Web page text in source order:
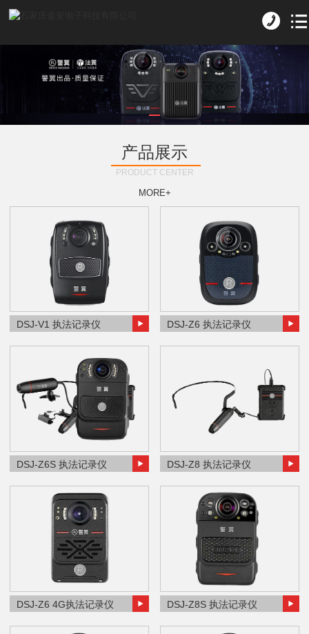
产品展示
PRODUCT CENTER
MORE+
DSJ-V1 执法记录仪 DSJ-Z6 执法记录仪
DSJ-Z6S 执法记录仪 DSJ-Z8 执法记录仪
DSJ-Z6 4G执法记录仪 DSJ-Z8S 执法记录仪